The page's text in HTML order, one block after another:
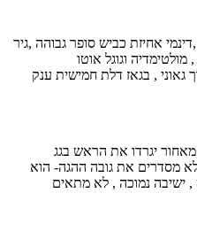
, מהיר ,דינמי אחיזת כביש סופר גבוהה ,גיר
מולטימדיה וגוגל אוטו
גאוני , בגאז דלת חמישית ענק
1.80 שישבו מאחור יגרדו את הראש בגג
מסדרים את גובה ההגה- הוא
הצג , רכב נמוך 1.40 גובה , ישיבה נמוכה , לא מתאים